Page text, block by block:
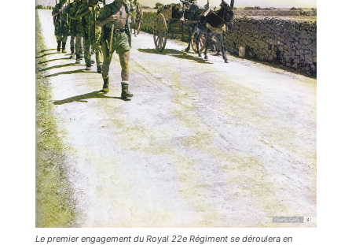
Le premier engagement du Royal 22e Régiment se déroulera en